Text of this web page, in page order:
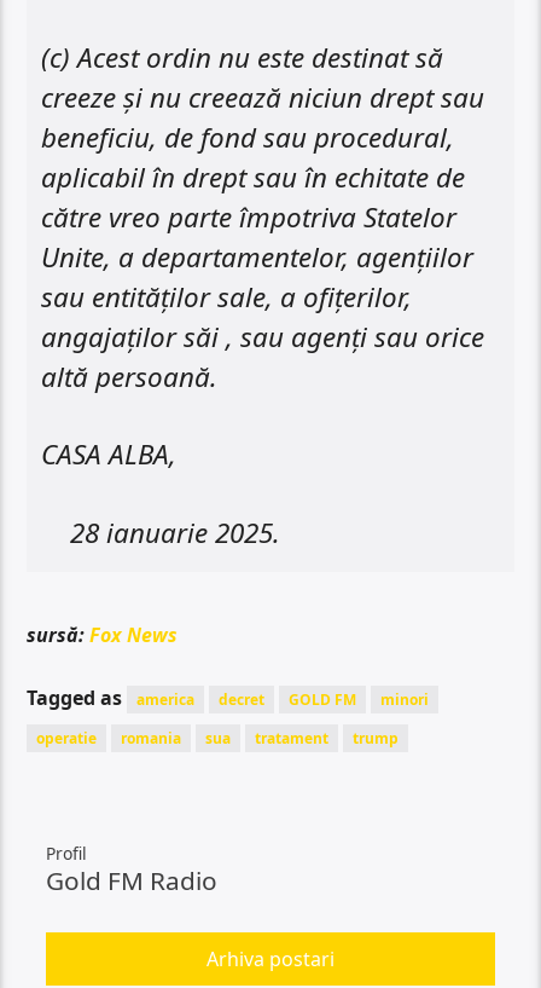
(c) Acest ordin nu este destinat să
creeze și nu creează niciun drept sau
beneficiu, de fond sau procedural,
aplicabil în drept sau în echitate de
către vreo parte împotriva Statelor
Unite, a departamentelor, agențiilor
sau entităților sale, a ofițerilor,
angajaților săi , sau agenți sau orice
altă persoană.
CASA ALBA,
28 ianuarie 2025.
sursă:Fox News
Tagged as america decret GOLD FM
minori
operatie
romania sua tratament trump
Profil
Gold FM Radio
Arhiva postari